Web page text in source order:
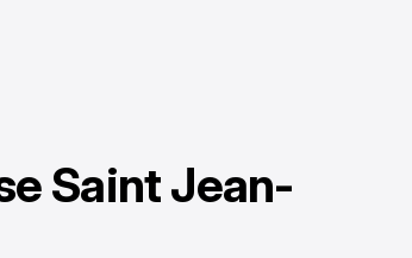
Saint Jean-